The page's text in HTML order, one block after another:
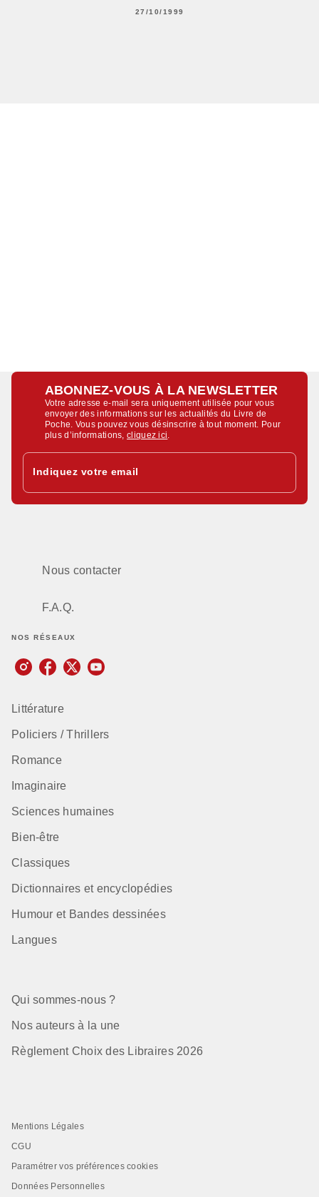
27/10/1999
ABONNEZ-VOUS À LA NEWSLETTER
Votre adresse e-mail sera uniquement utilisée pour vous
envoyer des informations sur les actualités du Livre de
Poche. Vous pouvez vous désinscrire à tout moment. Pour
plus d’informations,cliquez ici
Indiquez votre email
Nous contacter
F.A.Q.
NOS RÉSEAUX
Littérature
Policiers / Thrillers
Romance
Imaginaire
Sciences humaines
Bien-être
Classiques
Dictionnaires et encyclopédies
Humour et Bandes dessinées
Langues
Qui sommes-nous ?
Nos auteurs à la une
Règlement Choix des Libraires 2026
Mentions Légales
CGU
Paramétrer vos préférences cookies
Données Personnelles